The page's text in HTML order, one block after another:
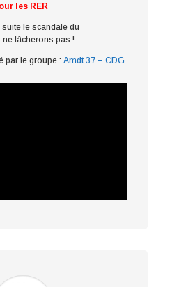
les RER
suite le scandale du
ne lâcherons pas !
par le groupe : Amdt 37 – CDG